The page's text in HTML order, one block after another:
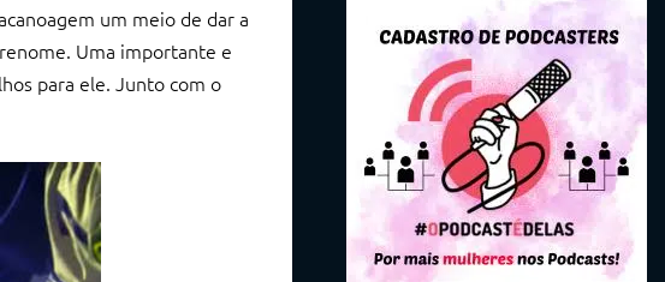
um meio de dar a
Uma importante e
para ele. Junto com o